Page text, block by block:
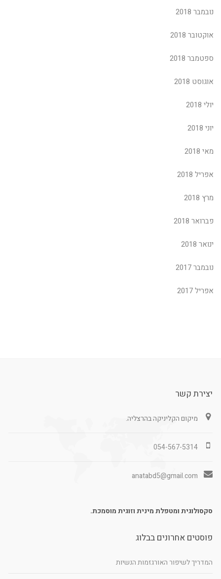
נובמבר 2018
אוקטובר 2018
ספטמבר 2018
אוגוסט 2018
יולי 2018
יוני 2018
מאי 2018
אפריל 2018
מרץ 2018
פברואר 2018
ינואר 2018
נובמבר 2017
אפריל 2017
יצירת קשר
מיקום הקליניקה בהרצליה.
054-567-5314
anatabd5@gmail.com
סקסולוגית ומטפלת מינית וזוגית מוסמכת.
פוסטים אחרונים בבלוג
המדריך לשיפור האורגזמות הנשיות